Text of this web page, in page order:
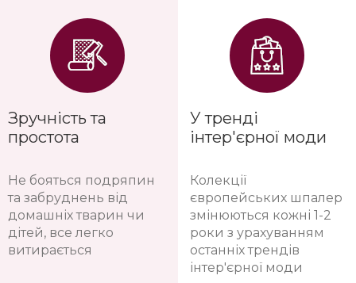
Зручність та
простота
Не бояться подряпин
та забруднень від
домашніх тварин чи
дітей, все легко
витирається
У тренді
інтер'єрної моди
Колекції
європейських шпалер
змінюються кожні 1-2
роки з урахуванням
останніх трендів
інтер'єрної моди